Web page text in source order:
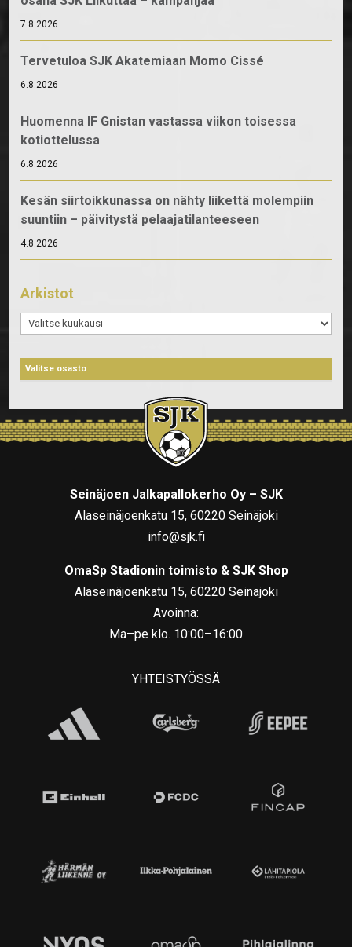
7.8.2026
Tervetuloa SJK Akatemiaan Momo Cissé
6.8.2026
Huomenna IF Gnistan vastassa viikon toisessa
kotiottelussa
6.8.2026
Kesän siirtoikkunassa on nähty liikettä molempiin
suuntiin – päivitystä pelaajatilanteeseen
4.8.2026
Arkistot
Arkistot
Seinäjoen Jalkapallokerho Oy – SJK
Alaseinäjoenkatu 15, 60220 Seinäjoki
info@sjk.fi
OmaSp Stadionin toimisto & SJK Shop
Alaseinäjoenkatu 15, 60220 Seinäjoki
Avoinna:
Ma–pe klo. 10:00–16:00
YHTEISTYÖSSÄ